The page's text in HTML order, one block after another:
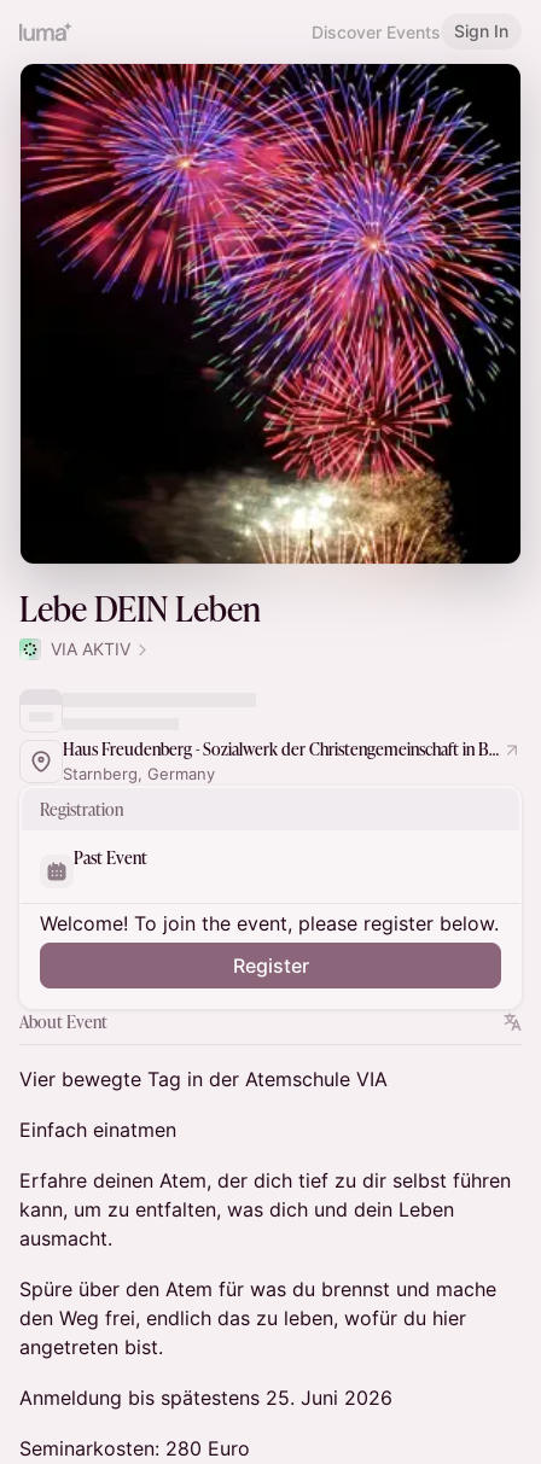
Discover Events Sign In
Lebe DEIN Leben
VIA AKTIV
Haus Freudenberg - Sozialwerk der Christengemeinschaft in Bayern e.V.
Starnberg, Germany
Registration
Past Event
Welcome! To join the event, please register below.
Register
About Event
Vier bewegte Tag in der Atemschule VIA
Einfach einatmen
Erfahre deinen Atem, der dich tief zu dir selbst führen
kann, um zu entfalten, was dich und dein Leben
ausmacht.
Spüre über den Atem für was du brennst und mache
den Weg frei, endlich das zu leben, wofür du hier
angetreten bist.
Anmeldung bis spätestens 25. Juni 2026
Seminarkosten: 280 Euro